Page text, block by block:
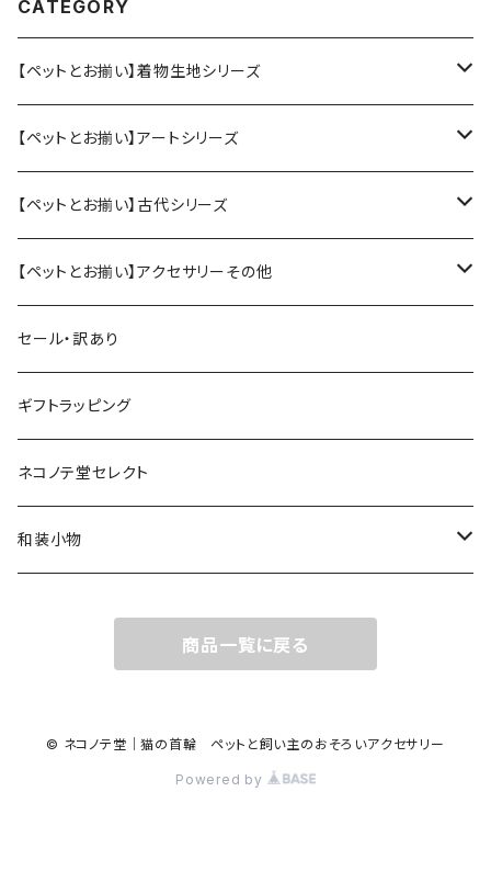
CATEGORY
【ペットとお揃い】着物生地シリーズ
ペット用アクセサリー
大（犬、大型猫用）
小（猫、小型犬用）
人間用アクセサリー
ピアス／イヤリング
ヘアバンド（大人用）
【ペットとお揃い】アートシリーズ
ペット用アクセサリー
スタイ（小）
スタイ（大）
人間用アクセサリー
ヘアアクセサリー
ピアス・イヤリング
【ペットとお揃い】古代シリーズ
ペット用アクセサリー
みずら、貫頭衣
首輪
人間用アクセサリー
ピアス、ブローチ、ヘアアクセサリーなど
ぬいぐるみキーホルダー
その他、雑貨類
【ペットとお揃い】アクセサリーその他
ペット用
人間用
セール・訳あり
ギフトラッピング
ネコノテ堂セレクト
和装小物
商品一覧に戻る
© ネコノテ堂｜猫の首輪 ペットと飼い主のおそろいアクセサリー
Powered by